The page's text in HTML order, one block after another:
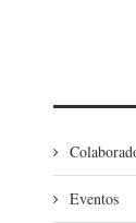
Eventos